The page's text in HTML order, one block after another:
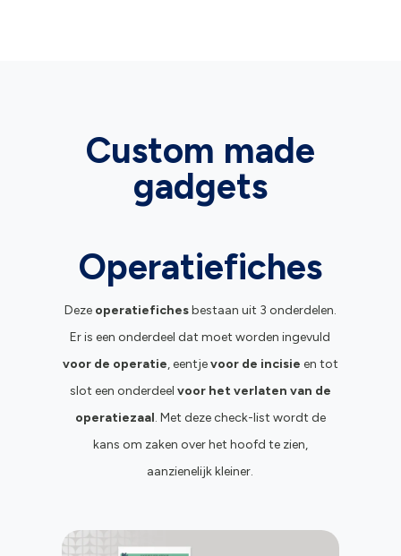
Custom made
gadgets
Operatiefiches
Deze operatiefichesbestaan uit 3 onderdelen.
Er is een onderdeel dat moet worden ingevuld
voor de operatie, eentjevoor de incisie en tot
slot een onderdeel voor het verlaten van de
operatiezaal. Met deze check-list wordt de
kans om zaken over het hoofd te zien,
aanzienelijk kleiner.